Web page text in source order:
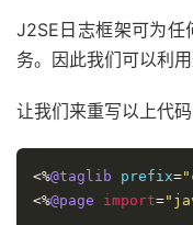
J2SE日志框架可为
务。因此我们可以利
让我们来重写以上代
<%@taglib prefix=
<%@page import=